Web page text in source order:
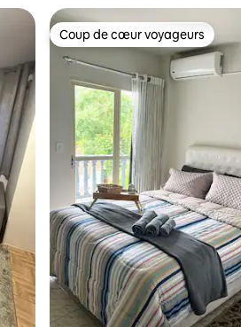
Coup de cœur voyageurs
Coup de cœur voyageurs